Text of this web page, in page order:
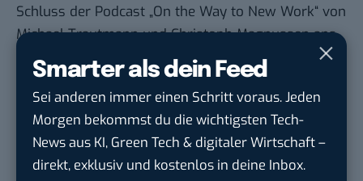
Smarter als dein Feed
Sei anderen immer einen Schritt voraus. Jeden
Morgen bekommst du die wichtigsten Tech-
News aus KI, Green Tech & digitaler Wirtschaft –
direkt, exklusiv und kostenlos in deine Inbox.
Schluss der Podcast „On the Way to New Work“ von
Michael Trautmann und Christoph Magnussen ans
Herz gelegt.
Jede Woche haben die beiden Digital-Unternehmer
eine weitere, spannende Persönlichkeit zu Gast, die
ihre Erfahrungen in und mit unserer neuen
Arbeitswelt teilt. Unter anderem mit dabei: Frithjof
Bergman, der „Godfather of New Work“, in einer